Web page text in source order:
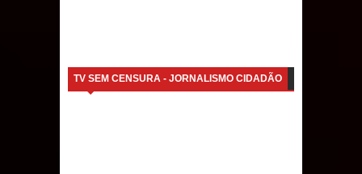
TV SEM CENSURA - JORNALISMO CIDADÃO